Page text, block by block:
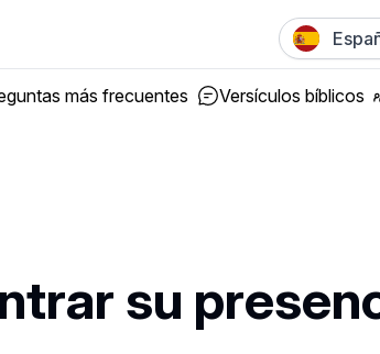
más frecuentes Versículos bíblicos
su